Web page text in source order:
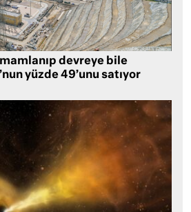
devreye bile
yüzde 49’unu satıyor